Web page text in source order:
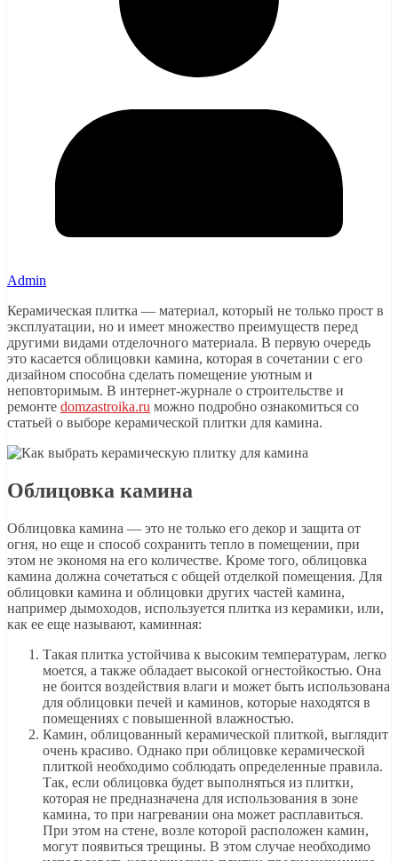
Admin
Керамическая плитка — материал, который не только прост в
эксплуатации, но и имеет множество преимуществ перед
другими видами отделочного материала. В первую очередь
это касается облицовки камина, которая в сочетании с его
дизайном способна сделать помещение уютным и
неповторимым. В интернет-журнале о строительстве и
ремонте domzastroika.ru можно подробно ознакомиться со
статьей о выборе керамической плитки для камина.
Облицовка камина
Облицовка камина — это не только его декор и защита от
огня, но еще и способ сохранить тепло в помещении, при
этом не экономя на его количестве. Кроме того, облицовка
камина должна сочетаться с общей отделкой помещения. Для
облицовки камина и облицовки других частей камина,
например дымоходов, используется плитка из керамики, или,
как ее еще называют, каминная:
Такая плитка устойчива к высоким температурам, легко
моется, а также обладает высокой огнестойкостью. Она
не боится воздействия влаги и может быть использована
для облицовки печей и каминов, которые находятся в
помещениях с повышенной влажностью.
Камин, облицованный керамической плиткой, выглядит
очень красиво. Однако при облицовке керамической
плиткой необходимо соблюдать определенные правила.
Так, если облицовка будет выполняться из плитки,
которая не предназначена для использования в зоне
камина, то при нагревании она может расплавиться.
При этом на стене, возле которой расположен камин,
могут появиться трещины. В этом случае необходимо